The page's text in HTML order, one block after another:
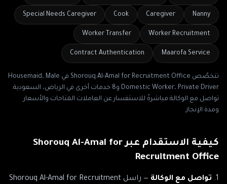
Nanny
Caregiver
Cook
Special Needs Caregiver
Worker Recruitment
Worker Transfer
Maarofa Service
Contract Authentication
تتخصّص Shorouq Al-Amal for Recruitment Office في Housemaid، Male
Domestic Worker، Private Driver و8 خدمات أخرى في الرياض، السعودية.
تواصل مع الوكالة مباشرةً للاستفسار عن العاملات المتاحات والأسعار
ومدة الإنجاز.
كيفية الاستقدام عبرShorouq Al-Amal for
Recruitment Office
تواصل مع الوكالة — راسل Shorouq Al-Amal for Recruitment